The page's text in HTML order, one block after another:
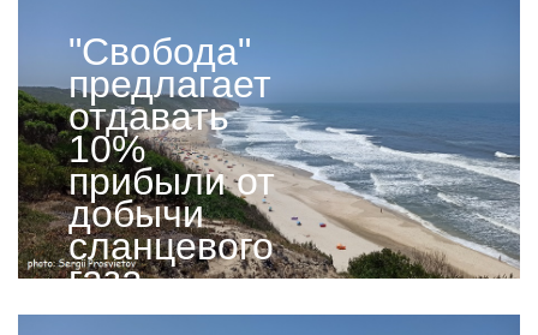
"Свобода"
предлагает
отдавать
10%
прибыли от
добычи
сланцевого
газа
местным